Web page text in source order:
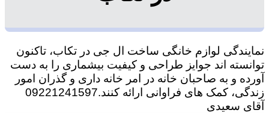
نمایندگی لوازم خانگی ساخت ال جی در تکاب، تاکنون
توانسته اند جوایز طراحی و کیفیت بیشماری را به دست
آورده و به صاحبان خانه در امر خانه داری و گذران امور
زندگی، کمک های فراوانی ارائه کنند.09221241597
آقای سعیدی